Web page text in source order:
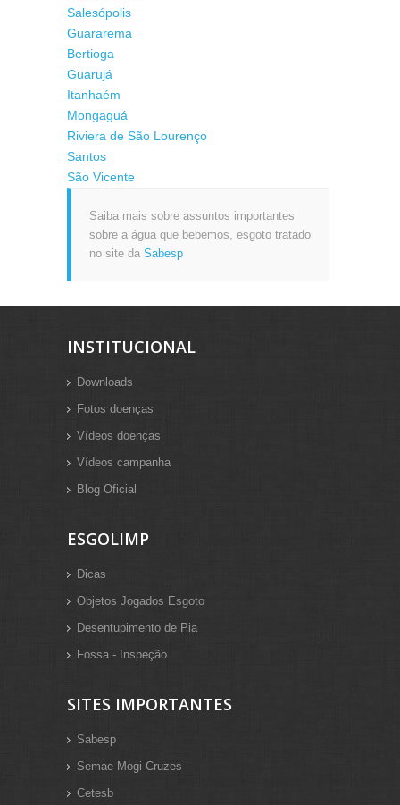
Salesópolis
Guararema
Bertioga
Guarujá
Itanhaém
Mongaguá
Riviera de São Lourenço
Santos
São Vicente
Saiba mais sobre assuntos importantes
sobre a água que bebemos, esgoto tratado
no site da Sabesp
INSTITUCIONAL
Downloads
Fotos doenças
Vídeos doenças
Vídeos campanha
Blog Oficial
ESGOLIMP
Dicas
Objetos Jogados Esgoto
Desentupimento de Pia
Fossa - Inspeção
SITES IMPORTANTES
Sabesp
Semae Mogi Cruzes
Cetesb